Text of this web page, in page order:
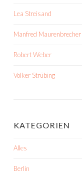
Lea Streisand
Manfred Maurenbrecher
Robert Weber
Volker Strübing
KATEGORIEN
Alles
Berlin